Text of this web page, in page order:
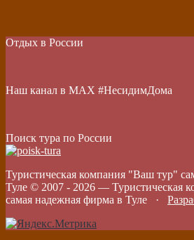
Отдых в России
Наш канал в МАХ #НесидимДома
Поиск тура по России
Туристическая компания "Ваш тур"
Туле © 2007 - 2026 — Туристическая
самая надежная фирма в Туле ·